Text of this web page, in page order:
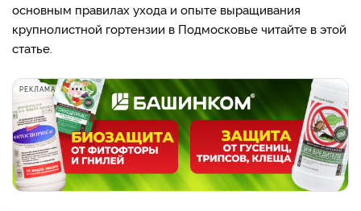
основным правилах ухода и опыте выращивания
крупнолистной гортензии в Подмосковье читайте в этой
статье.
РЕКЛАМА